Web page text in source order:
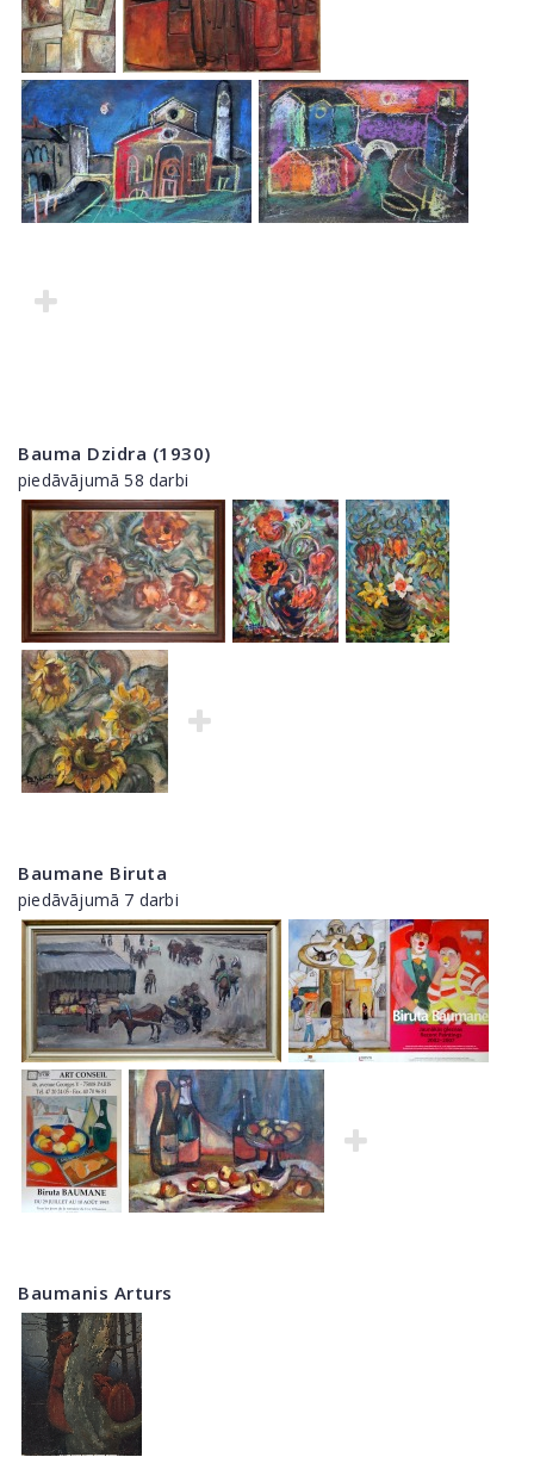
Bauma Dzidra (1930)
piedāvājumā 58 darbi
Baumane Biruta
piedāvājumā 7 darbi
Baumanis Arturs